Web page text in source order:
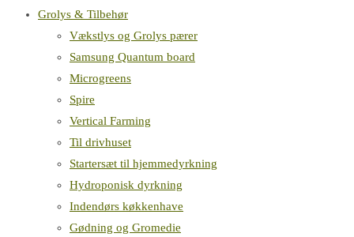
Grolys & Tilbehør
Vækstlys og Grolys pærer
Samsung Quantum board
Microgreens
Spire
Vertical Farming
Til drivhuset
Startersæt til hjemmedyrkning
Hydroponisk dyrkning
Indendørs køkkenhave
Gødning og Gromedie